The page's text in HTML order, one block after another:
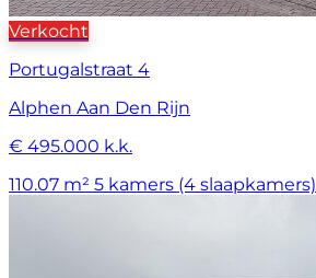
Verkocht
Portugalstraat 4
Alphen Aan Den Rijn
€ 495.000 k.k.
110.07 m² 5 kamers (4 slaapkamers)